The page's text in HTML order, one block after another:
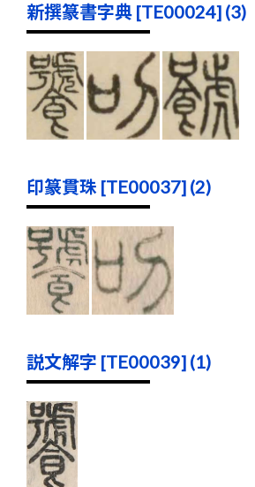
新撰篆書字典 [TE00024] (3)
印篆貫珠 [TE00037] (2)
説文解字 [TE00039] (1)